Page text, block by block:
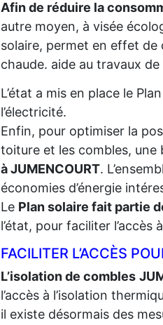
Afin de réduire la
autre moyen, à visée
solaire, permet en effet de
chaude. aide au travaux
L’état a mis en place le
l’électricité.
Enfin, pour optimiser la
toiture et les combles,
à JUMENCOURT.
économies d’énergie
Le Plan solaire fait partie
l’état, pour faciliter
FACILITER L’ACCÈS
L’isolation de combles
l’accès à l’isolation
il existe désormais des